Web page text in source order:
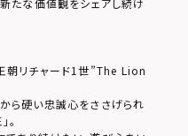
たな価値観をシェアし続け
朝リチャード1世”The Lion
ら硬い忠誠心をささげられ
。